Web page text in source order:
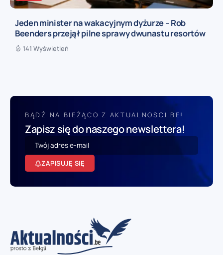
Jeden minister na wakacyjnym dyżurze – Rob
Beenders przejął pilne sprawy dwunastu resortów
141 Wyświetleń
BĄDŹ NA BIEŻĄCO Z AKTUALNOSCI.BE!
Zapisz się do naszego newslettera!
ZAPISUJĘ SIĘ